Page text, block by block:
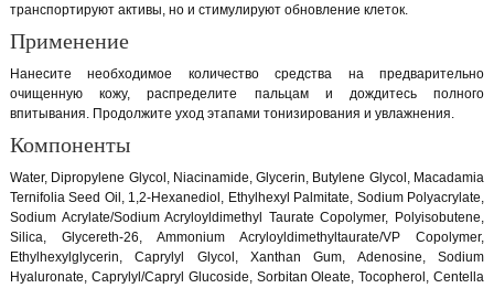
транспортируют активы, но и стимулируют обновление клеток.
Применение
Нанесите необходимое количество средства на предварительно
очищенную кожу, распределите пальцам и дождитесь полного
впитывания. Продолжите уход этапами тонизирования и увлажнения.
Компоненты
Water, Dipropylene Glycol, Niacinamide, Glycerin, Butylene Glycol, Macadamia
Ternifolia Seed Oil, 1,2-Hexanediol, Ethylhexyl Palmitate, Sodium Polyacrylate,
Sodium Acrylate/Sodium Acryloyldimethyl Taurate Copolymer, Polyisobutene,
Silica, Glycereth-26, Ammonium Acryloyldimethyltaurate/VP Copolymer,
Ethylhexylglycerin, Caprylyl Glycol, Xanthan Gum, Adenosine, Sodium
Hyaluronate, Caprylyl/Capryl Glucoside, Sorbitan Oleate, Tocopherol, Centella